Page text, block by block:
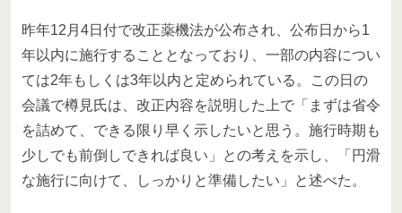
昨年12月4日付で改正薬機法が公布され、公布日から1
年以内に施行することとなっており、一部の内容につい
ては2年もしくは3年以内と定められている。この日の
会議で樽見氏は、改正内容を説明した上で「まずは省令
を詰めて、できる限り早く示したいと思う。施行時期も
少しでも前倒しできれば良い」との考えを示し、「円滑
な施行に向けて、しっかりと準備したい」と述べた。